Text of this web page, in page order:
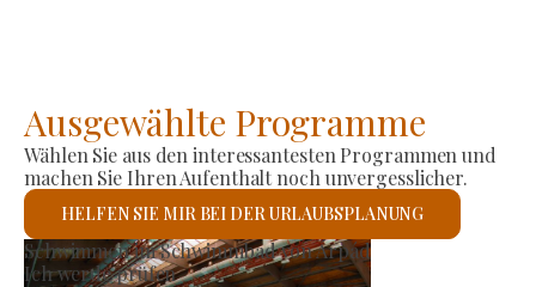
Ausgewählte Programme
Wählen Sie aus den interessantesten Programmen und
machen Sie Ihren Aufenthalt noch unvergesslicher.
HELFEN SIE MIR BEI DER URLAUBSPLANUNG
Erzeugermarkt
Ich werde prüfen